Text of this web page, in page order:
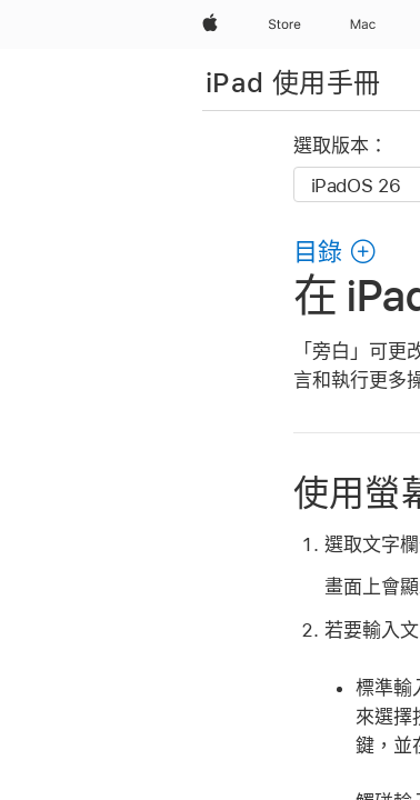
Apple Store Mac
iPad 使用手冊
選取版本：
目錄
在
「旁白」可
言和執行更多
使用螢
選取文字
畫面上會
若要輸入
標準輸
來選擇
鍵，並